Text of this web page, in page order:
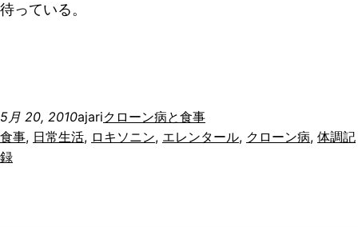
待っている。
5月 20, 2010ajariクローン病と食事
食事, 日常生活, ロキソニン, エレンタール, クローン病, 体調記
録